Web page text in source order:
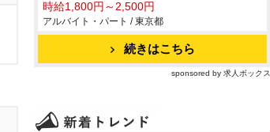
時給1,800円～2,500円
アルバイト・パート / 東京都
続きはこちら
sponsored by 求人ボックス